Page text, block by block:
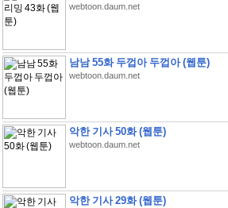
webtoon.daum.net
남남 55화 두껍아 두껍아 (웹툰)
webtoon.daum.net
악한 기사 50화 (웹툰)
webtoon.daum.net
악한 기사 29화 (웹툰)